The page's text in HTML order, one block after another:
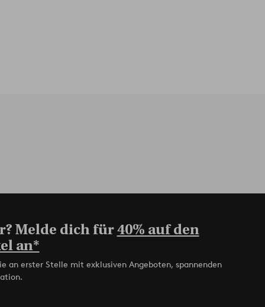
Melde dich für40% auf den
an*
an erster Stelle mit exklusiven Angeboten, spannenden